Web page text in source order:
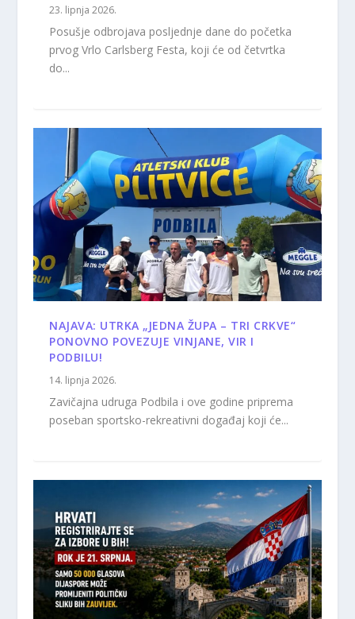
23. lipnja 2026.
Posušje odbrojava posljednje dane do početka
prvog Vrlo Carlsberg Festa, koji će od četvrtka
do...
NAJAVA: UTRKA „JEDNA ŽUPA – TRI CRKVE“
PONOVNO POVEZUJE VINJANE, VIR I
PODBILU!
14. lipnja 2026.
Zavičajna udruga Podbila i ove godine priprema
poseban sportsko-rekreativni događaj koji će...